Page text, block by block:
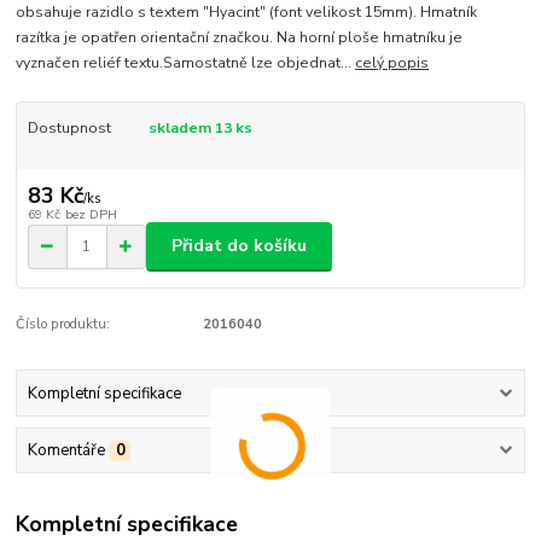
obsahuje razidlo s textem "Hyacint" (font velikost 15mm). Hmatník
razítka je opatřen orientační značkou. Na horní ploše hmatníku je
vyznačen reliéf textu.Samostatně lze objednat... celý popis
Dostupnost skladem 13 ks
83 Kč/ks
69 Kč bez DPH
Přidat do košíku
Číslo produktu: 2016040
Kompletní specifikace
Komentáře 0
Kompletní specifikace